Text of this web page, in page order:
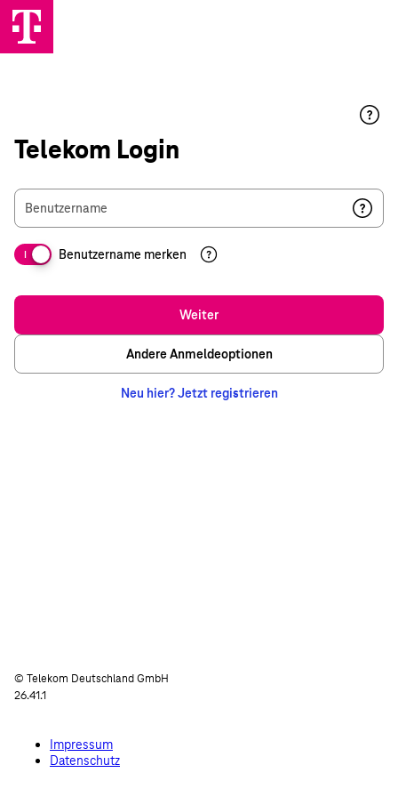
Telekom Login
Benutzername
I Benutzername merken
Weiter
Andere Anmeldeoptionen
Neu hier? Jetzt registrieren
© Telekom Deutschland GmbH
26.41.1
Impressum
Datenschutz